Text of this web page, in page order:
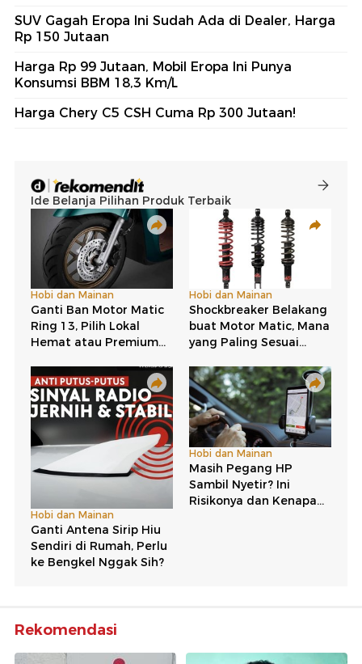
SUV Gagah Eropa Ini Sudah Ada di Dealer, Harga
Rp 150 Jutaan
Harga Rp 99 Jutaan, Mobil Eropa Ini Punya
Konsumsi BBM 18,3 Km/L
Harga Chery C5 CSH Cuma Rp 300 Jutaan!
Rekomendasi